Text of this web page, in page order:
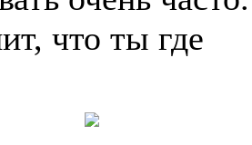
что ты где